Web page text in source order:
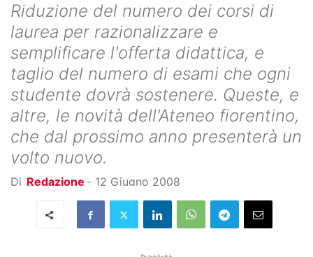
Riduzione del numero dei corsi di
laurea per razionalizzare e
semplificare l'offerta didattica, e
taglio del numero di esami che ogni
studente dovrà sostenere. Queste, e
altre, le novità dell'Ateneo fiorentino,
che dal prossimo anno presenterà un
volto nuovo.
Di Redazione - 12 Giugno 2008